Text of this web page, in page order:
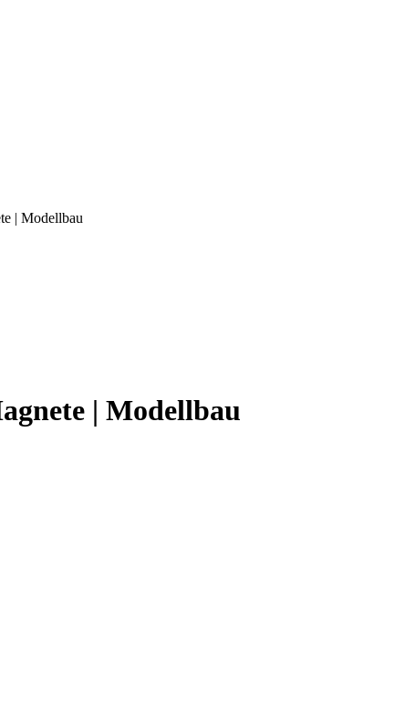
| Modellbau
| Modellbau